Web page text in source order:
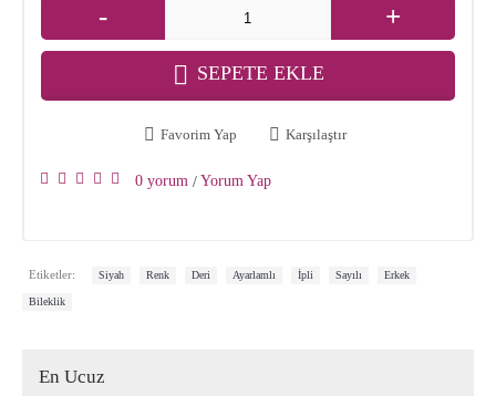
- +
SEPETE EKLE
Favorim Yap Karşılaştır
0 yorum / Yorum Yap
Etiketler: Siyah Renk Deri Ayarlamlı İpli Sayılı Erkek
Bileklik
En Ucuz